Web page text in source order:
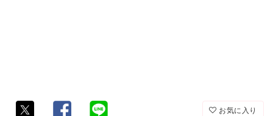
お気に入り